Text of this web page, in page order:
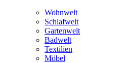
Wohnwelt
Schlafwelt
Gartenwelt
Badwelt
Textilien
Möbel